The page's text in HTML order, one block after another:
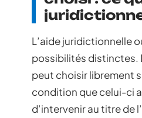
L’aide juridictionnelle
possibilités distinctes.
peut choisir librement
condition que celui-ci
d’intervenir au titre de